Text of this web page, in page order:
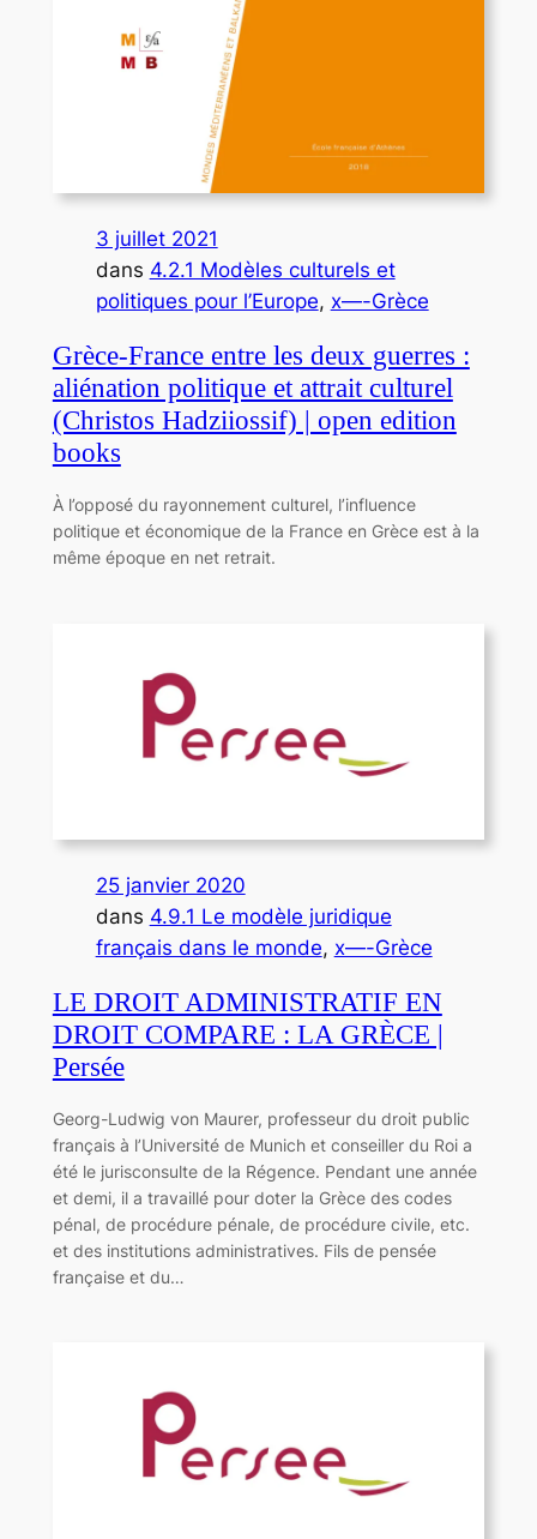
3 juillet 2021
dans 4.2.1 Modèles culturels et
politiques pour l’Europe, x—-Grèce
Grèce-France entre les deux guerres :
aliénation politique et attrait culturel
(Christos Hadziiossif) | open edition
books
À l’opposé du rayonnement culturel, l’influence
politique et économique de la France en Grèce est à la
même époque en net retrait.
25 janvier 2020
dans 4.9.1 Le modèle juridique
français dans le monde, x—-Grèce
LE DROIT ADMINISTRATIF EN
DROIT COMPARE : LA GRÈCE |
Persée
Georg-Ludwig von Maurer, professeur du droit public
français à l’Université de Munich et conseiller du Roi a
été le jurisconsulte de la Régence. Pendant une année
et demi, il a travaillé pour doter la Grèce des codes
pénal, de procédure pénale, de procédure civile, etc.
et des institutions administratives. Fils de pensée
française et du…